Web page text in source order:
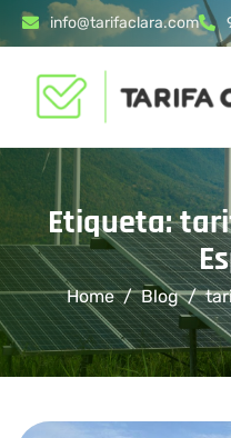
info@tarifaclara.com
Etiqueta:
Home Blog